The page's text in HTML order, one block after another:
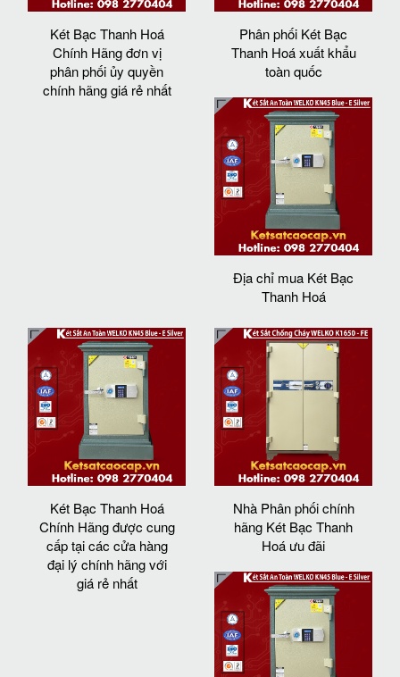
Két Bạc Thanh Hoá
Chính Hãng đơn vị
phân phối ủy quyền
chính hãng giá rẻ nhất
Phân phối Két Bạc
Thanh Hoá xuất khẩu
toàn quốc
Địa chỉ mua Két Bạc
Thanh Hoá
Két Bạc Thanh Hoá
Chính Hãng được cung
cấp tại các cửa hàng
đại lý chính hãng với
giá rẻ nhất
Nhà Phân phối chính
hãng Két Bạc Thanh
Hoá ưu đãi